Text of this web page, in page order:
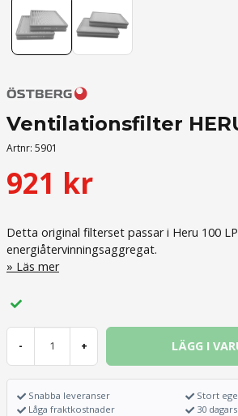
Ventilationsfilter
Artnr: 5901
921 kr
Detta original filterset passar i Heru 100
energiåtervinningsaggregat.
Läs mer
- + LÄGG I
Snabba leveranser
Låga fraktkostnader
Stort
30